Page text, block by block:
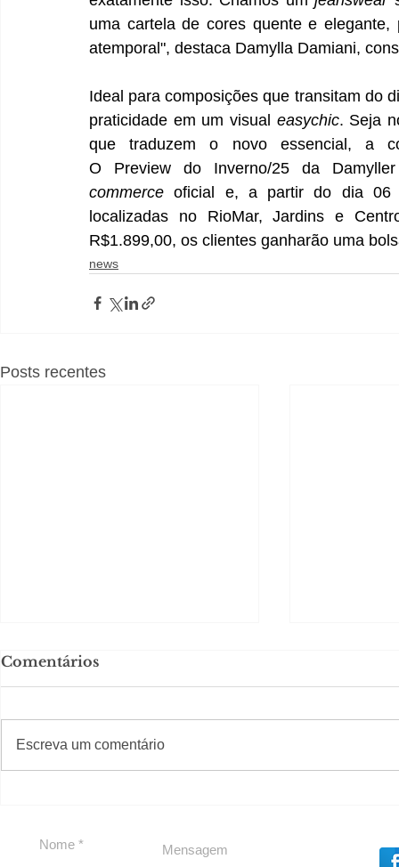
uma cartela de cores quente e
atemporal", destaca Damylla Damiani,
Ideal para composições que transitam do
praticidade em um visual easychic. Seja
que traduzem o novo essencial, a
O Preview do Inverno/25 da
commerce oficial e, a partir do dia 06
localizadas no RioMar, Jardins e
R$1.899,00, os clientes ganharão uma
news
Posts recentes
reforçam apoio a
Cláudio Mitidieri
Comentários
Escreva um comentário
#Sugestões